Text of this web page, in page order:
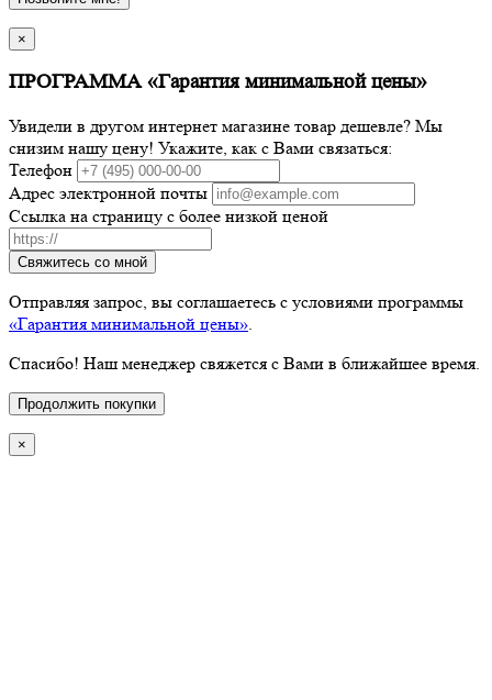
×
ПРОГРАММА «Гарантия минимальной цены»
Увидели в другом интернет магазине товар дешевле? Мы
снизим нашу цену! Укажите, как с Вами связаться:
Телефон
Адрес электронной почты
Ссылка на страницу с более низкой ценой
Свяжитесь со мной
Отправляя запрос, вы соглашаетесь с условиями программы
«Гарантия минимальной цены».
Спасибо! Наш менеджер свяжется с Вами в ближайшее время.
Продолжить покупки
×